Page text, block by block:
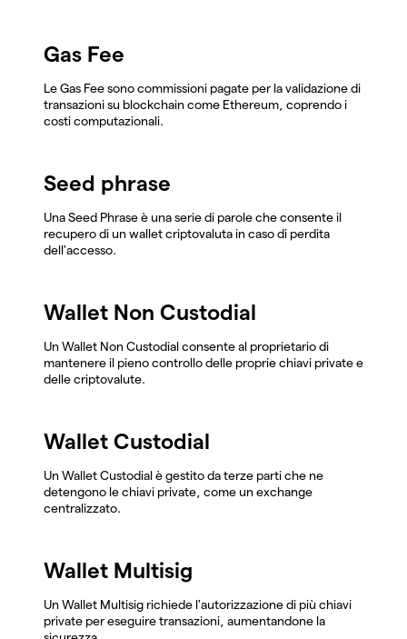
Gas Fee
Le Gas Fee sono commissioni pagate per la validazione di
transazioni su blockchain come Ethereum, coprendo i
costi computazionali.
Seed phrase
Una Seed Phrase è una serie di parole che consente il
recupero di un wallet criptovaluta in caso di perdita
dell'accesso.
Wallet Non Custodial
Un Wallet Non Custodial consente al proprietario di
mantenere il pieno controllo delle proprie chiavi private e
delle criptovalute.
Wallet Custodial
Un Wallet Custodial è gestito da terze parti che ne
detengono le chiavi private, come un exchange
centralizzato.
Wallet Multisig
Un Wallet Multisig richiede l'autorizzazione di più chiavi
private per eseguire transazioni, aumentandone la